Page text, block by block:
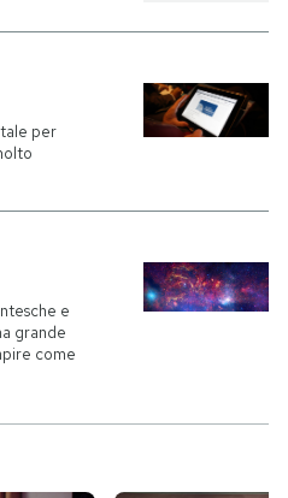
per
e
grande
come